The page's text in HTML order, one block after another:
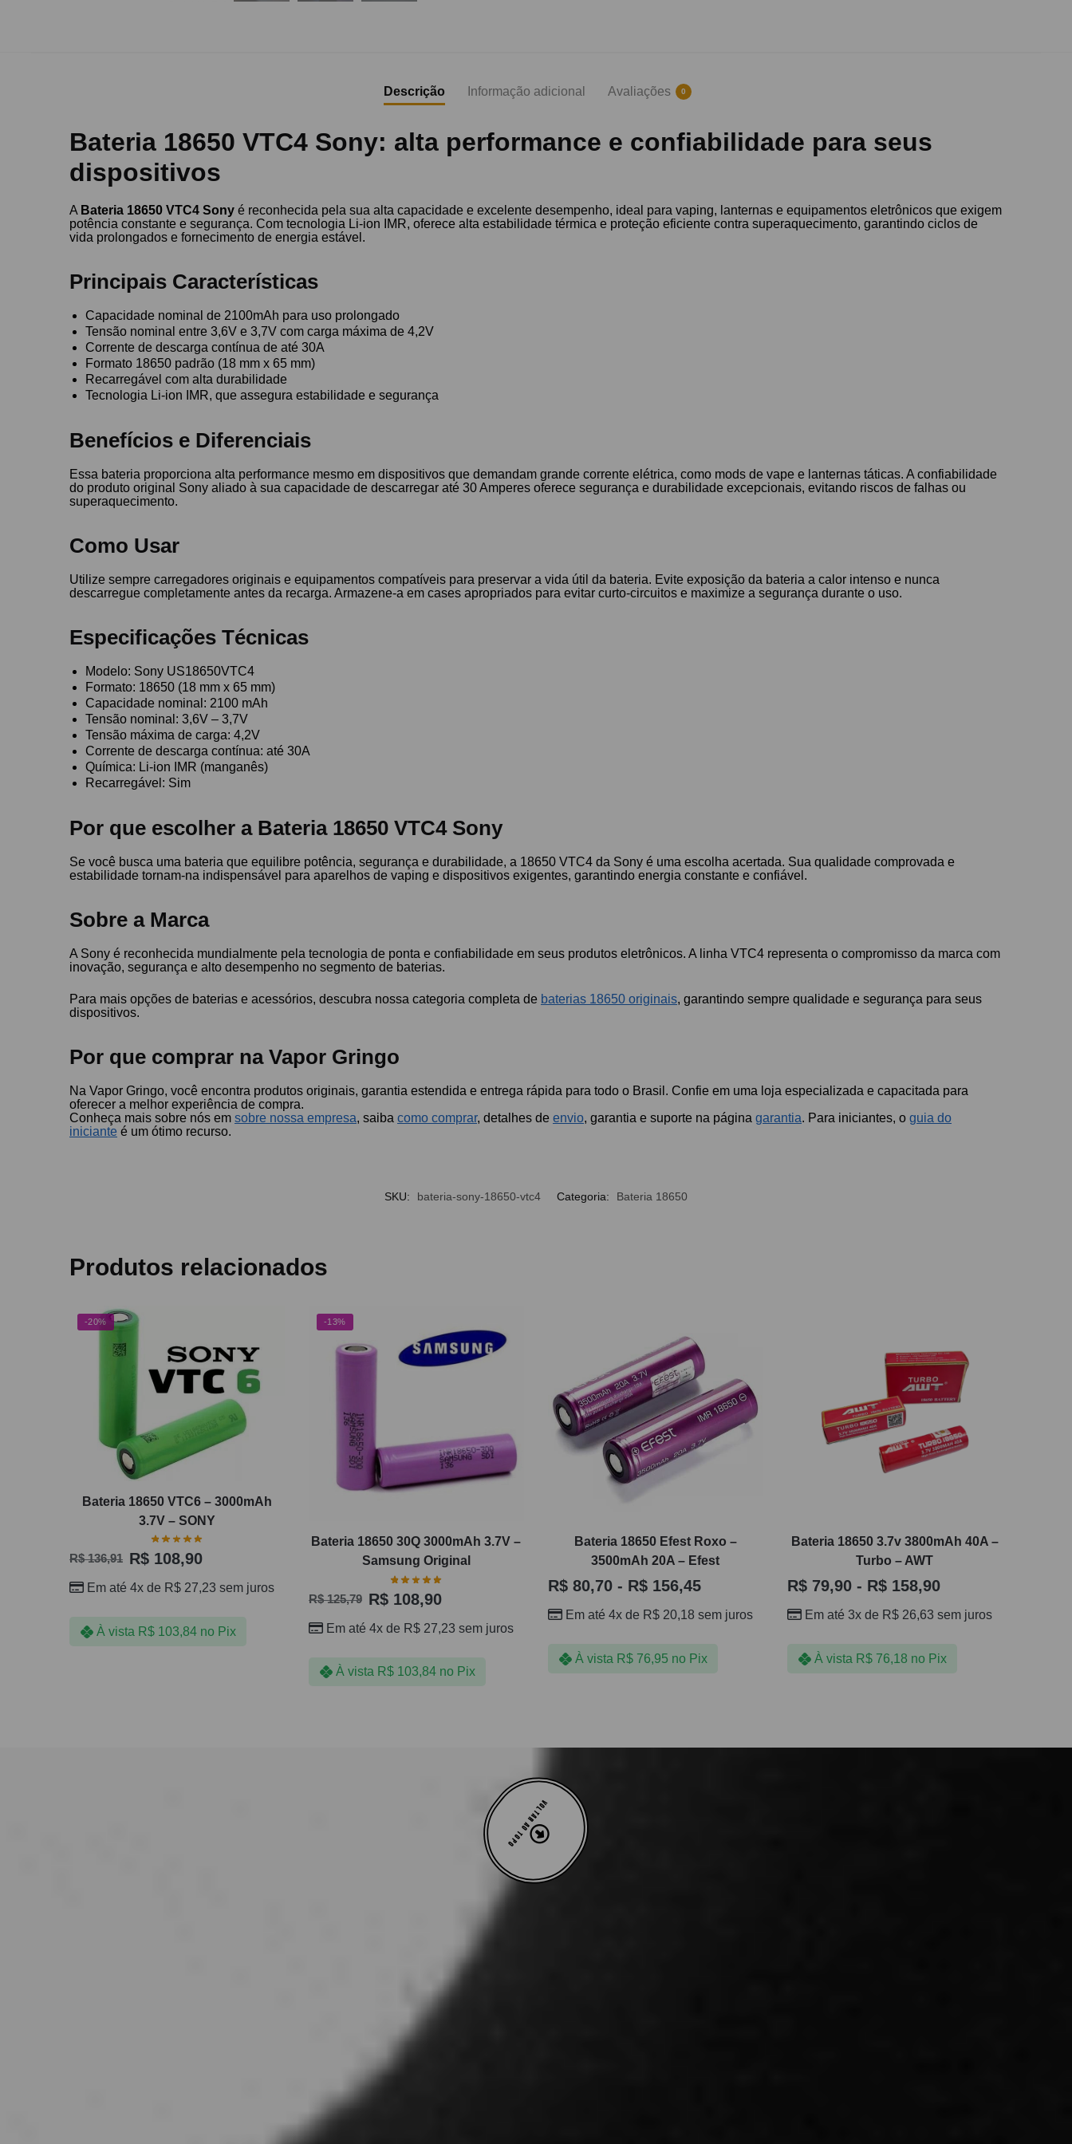
Descrição Informação adicional Avaliações 0
Bateria 18650 VTC4 Sony: alta performance e confiabilidade para seus
dispositivos
A Bateria 18650 VTC4 Sony é reconhecida pela sua alta capacidade e excelente desempenho, ideal para vaping, lanternas e equipamentos eletrônicos que exigem
potência constante e segurança. Com tecnologia Li-ion IMR, oferece alta estabilidade térmica e proteção eficiente contra superaquecimento, garantindo ciclos de
vida prolongados e fornecimento de energia estável.
Principais Características
Capacidade nominal de 2100mAh para uso prolongado
Tensão nominal entre 3,6V e 3,7V com carga máxima de 4,2V
Corrente de descarga contínua de até 30A
Formato 18650 padrão (18 mm x 65 mm)
Recarregável com alta durabilidade
Tecnologia Li-ion IMR, que assegura estabilidade e segurança
Benefícios e Diferenciais
Essa bateria proporciona alta performance mesmo em dispositivos que demandam grande corrente elétrica, como mods de vape e lanternas táticas. A confiabilidade
do produto original Sony aliado à sua capacidade de descarregar até 30 Amperes oferece segurança e durabilidade excepcionais, evitando riscos de falhas ou
superaquecimento.
Como Usar
Utilize sempre carregadores originais e equipamentos compatíveis para preservar a vida útil da bateria. Evite exposição da bateria a calor intenso e nunca
descarregue completamente antes da recarga. Armazene-a em cases apropriados para evitar curto-circuitos e maximize a segurança durante o uso.
Especificações Técnicas
Modelo: Sony US18650VTC4
Formato: 18650 (18 mm x 65 mm)
Capacidade nominal: 2100 mAh
Tensão nominal: 3,6V – 3,7V
Tensão máxima de carga: 4,2V
Corrente de descarga contínua: até 30A
Química: Li-ion IMR (manganês)
Recarregável: Sim
Por que escolher a Bateria 18650 VTC4 Sony
Se você busca uma bateria que equilibre potência, segurança e durabilidade, a 18650 VTC4 da Sony é uma escolha acertada. Sua qualidade comprovada e
estabilidade tornam-na indispensável para aparelhos de vaping e dispositivos exigentes, garantindo energia constante e confiável.
Sobre a Marca
A Sony é reconhecida mundialmente pela tecnologia de ponta e confiabilidade em seus produtos eletrônicos. A linha VTC4 representa o compromisso da marca com
inovação, segurança e alto desempenho no segmento de baterias.
Para mais opções de baterias e acessórios, descubra nossa categoria completa de baterias 18650 originais, garantindo sempre qualidade e segurança para seus
dispositivos.
Por que comprar na Vapor Gringo
Na Vapor Gringo, você encontra produtos originais, garantia estendida e entrega rápida para todo o Brasil. Confie em uma loja especializada e capacitada para
oferecer a melhor experiência de compra.
Conheça mais sobre nós emsobre nossa empresa, saibacomo comprar, detalhes deenvio, garantia e suporte na páginagarantia. Para iniciantes, oguia do
iniciante é um ótimo recurso.
SKU: bateria-sony-18650-vtc4 Categoria: Bateria 18650
Produtos relacionados
-20%
Bateria 18650 VTC6 – 3000mAh
3.7V – SONY
R$136,91 R$ 108,90
Em até 4x de R$ 27,23 sem juros
À vista R$103,84 no Pix
-13%
Bateria 18650 30Q 3000mAh 3.7V –
Samsung Original
R$125,79 R$ 108,90
Em até 4x de R$ 27,23 sem juros
À vista R$103,84 no Pix
Bateria 18650 Efest Roxo –
3500mAh 20A – Efest
R$80,70 - R$156,45
Em até 4x de R$20,18 sem juros
À vista R$76,95 no Pix
Bateria 18650 3.7v 3800mAh 40A –
Turbo – AWT
R$79,90 - R$158,90
Em até 3x de R$26,63 sem juros
À vista R$76,18 no Pix
VOLTAR AO TOPO